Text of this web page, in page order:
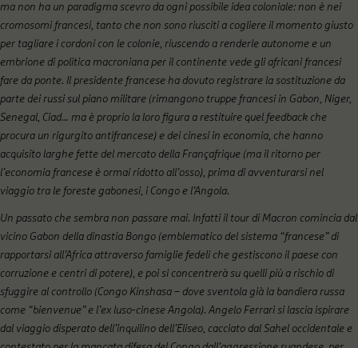
ma non ha un paradigma scevro da ogni possibile idea coloniale: non è nei
cromosomi francesi, tanto che non sono riusciti a cogliere il momento giusto
per tagliare i cordoni con le colonie, riuscendo a renderle autonome e un
embrione di politica macroniana per il continente vede gli africani francesi
fare da ponte. Il presidente francese ha dovuto registrare la sostituzione da
parte dei russi sul piano militare (rimangono truppe francesi in Gabon, Niger,
Senegal, Ciad… ma è proprio la loro figura a restituire quel feedback che
procura un rigurgito antifrancese) e dei cinesi in economia, che hanno
acquisito larghe fette del mercato della Françafrique (ma il ritorno per
l’economia francese è ormai ridotto all’osso), prima di avventurarsi nel
viaggio tra le foreste gabonesi, i Congo e l’Angola.
Un passato che sembra non passare mai. Infatti il tour di Macron comincia dal
vicino Gabon della dinastia Bongo (emblematico del sistema “francese” di
rapportarsi all’Africa attraverso famiglie fedeli che gestiscono il paese con
corruzione e centri di potere), e poi si concentrerà su quelli più a rischio di
sfuggire al controllo (Congo Kinshasa – dove sventola già la bandiera russa
come “bienvenue” e l’ex luso-cinese Angola). Angelo Ferrari si lascia ispirare
dal viaggio disperato dell’inquilino dell’Eliseo, cacciato dal Sahel occidentale e